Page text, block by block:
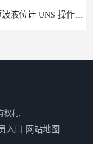
权利.
入口 网站地图